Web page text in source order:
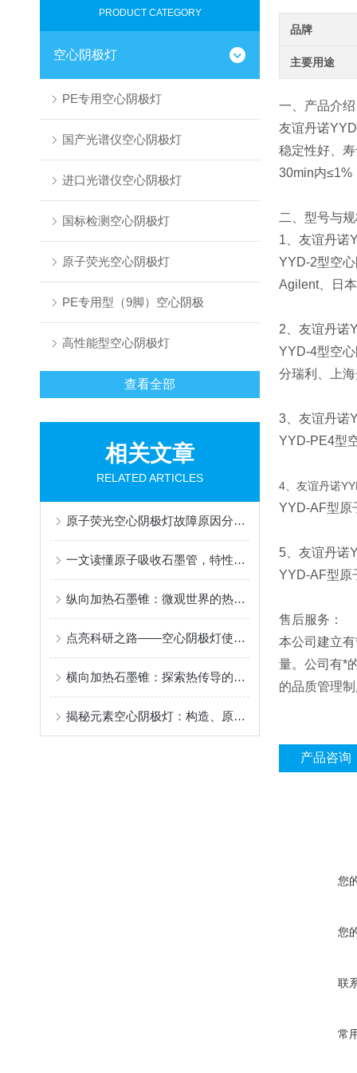
PRODUCT CATEGORY
空心阴极灯
PE专用空心阴极灯
国产光谱仪空心阴极灯
进口光谱仪空心阴极灯
国标检测空心阴极灯
原子荧光空心阴极灯
PE专用型（9脚）空心阴极
高性能型空心阴极灯
查看全部
相关文章
RELATED ARTICLES
原子荧光空心阴极灯故障原因分析和处理
一文读懂原子吸收石墨管，特性、用途与使用规范
纵向加热石墨锥：微观世界的热力学奇观
点亮科研之路——空心阴极灯使用指南
横向加热石墨锥：探索热传导的奇妙世界
揭秘元素空心阴极灯：构造、原理与应用全解析
品牌
主要用途
一、产品介
友谊丹诺
稳定性好、
30min内≤1%
二、型号与
1、友谊丹诺
YYD-2型空
Agilent、日
2、友谊丹诺
YYD-4型空
分瑞利、上
3、友谊丹诺
YYD-PE4型
4、友谊丹诺
YYD-AF型原
5、友谊丹诺
YYD-AF型原
售后服务：
本公司建立
量。公司有*
的品质管理
产品咨询
您
您
联
常